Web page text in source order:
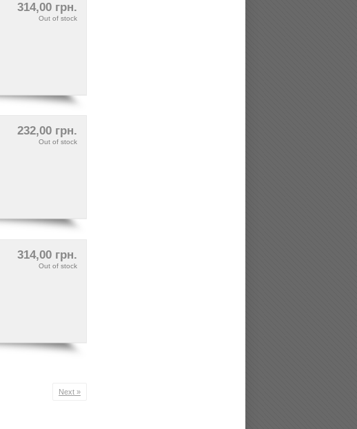
314,00 грн.
Out of stock
232,00 грн.
Out of stock
314,00 грн.
Out of stock
Next »